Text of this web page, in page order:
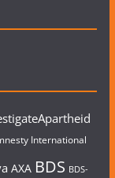
International
AXA BDS BDS-